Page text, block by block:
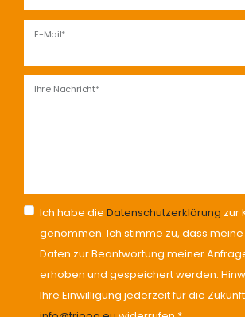
E-Mail*
Ihre Nachricht*
Ich habe die Datenschutzerklärung zur
genommen. Ich stimme zu, dass
Daten zur Beantwortung meiner
erhoben und gespeichert werden.
Ihre Einwilligung jederzeit für die